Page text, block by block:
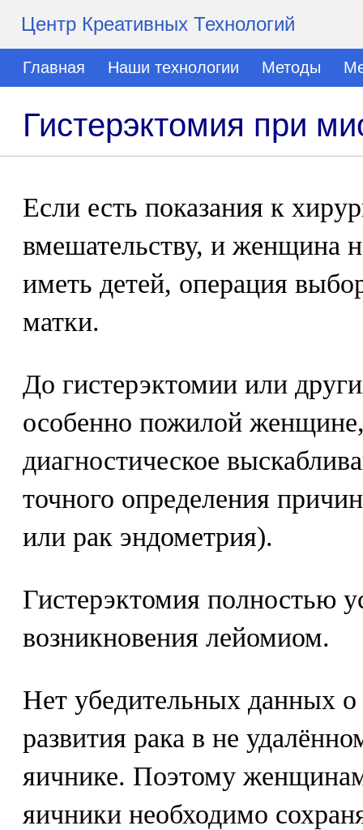
Центр Креативных Технологий
Главная Наши технологии Методы
Гистерэктомия при
Если есть показания к
вмешательству, и женщина
иметь детей, операция
матки.
До гистерэктомии или
особенно пожилой
диагностическое
точного определения
или рак эндометрия).
Гистерэктомия полностью
возникновения лейомиом.
Нет убедительных данных
развития рака в не
яичнике. Поэтому
яичники необходимо